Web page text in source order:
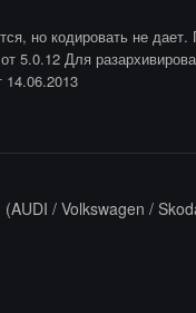
но кодировать не дает.
5.0.12 Для
14.06.2013
(AUDI / Volkswagen /